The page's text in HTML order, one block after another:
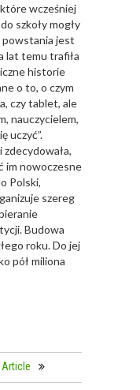
wcześniej
szkoły mogły
powstania jest
lat temu trafiła
historie
o to, o czym
czy tablet, ale
nauczycielem,
uczyć”.
im nowoczesne
Polski,
szereg
Budowa
roku. Do jej
pół miliona
Article